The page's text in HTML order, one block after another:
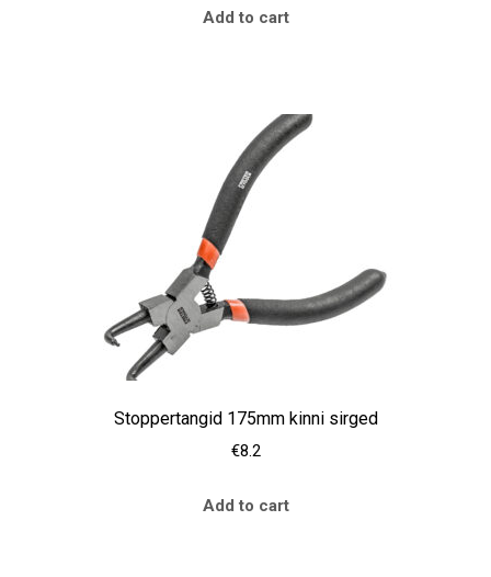
Add to cart
Stoppertangid 175mm kinni sirged
€8.2
Add to cart